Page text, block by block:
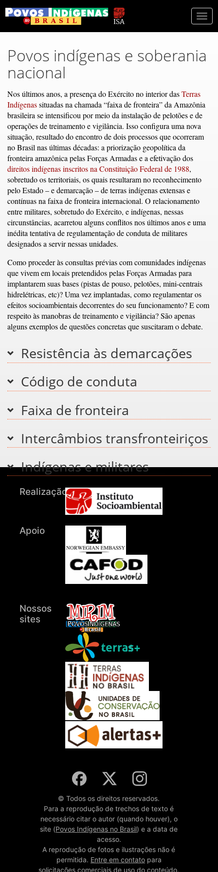
Povos indígenas e soberania
nacional
Nos últimos anos, a presença do Exército no interior dasTerras
Indígenassituadas na chamada “faixa de fronteira” da Amazônia
brasileira se intensificou por meio da instalação de pelotões e de
operações de treinamento e vigilância. Isso configura uma nova
situação, resultado do encontro de dois processos que ocorreram
no Brasil nas últimas décadas: a priorização geopolítica da
fronteira amazônica pelas Forças Armadas e a efetivação dos
direitos indígenas inscritos na Constituição Federal de 1988,
sobretudo os territoriais, os quais resultaram no reconhecimento
pelo Estado – e demarcação – de terras indígenas extensas e
contínuas na faixa de fronteira internacional. O relacionamento
entre militares, sobretudo do Exército, e indígenas, nessas
circunstâncias, acarretou alguns conflitos nos últimos anos e uma
inédita tentativa de regulamentação de conduta de militares
designados a servir nessas unidades.
Como proceder às consultas prévias com comunidades indígenas
que vivem em locais pretendidos pelas Forças Armadas para
implantarem suas bases (pistas de pouso, pelotões, mini-centrais
hidrelétricas, etc)? Uma vez implantadas, como regulamentar os
efeitos socioambientais decorrentes do seu funcionamento? E com
respeito às manobras de treinamento e vigilância? São apenas
alguns exemplos de questões concretas que suscitaram o debate.
Resistência às demarcações
Código de conduta
Faixa de fronteira
Intercâmbios transfronteiriços
Indígenas e militares